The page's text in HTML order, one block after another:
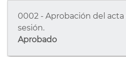
0002 - Aprobación del
sesión.
Aprobado